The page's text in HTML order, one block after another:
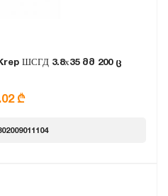
ШСГД 3.8х35 მმ 200 ც
₾